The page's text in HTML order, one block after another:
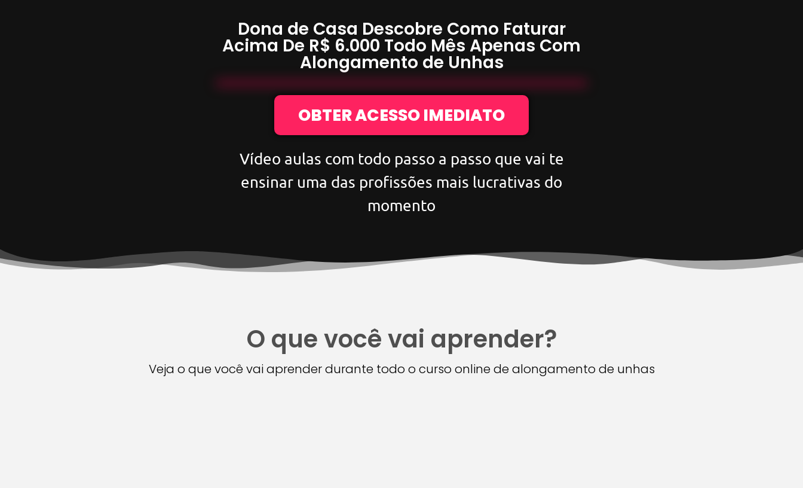
Dona de Casa Descobre Como Faturar
Acima De R$ 6.000 Todo Mês Apenas Com
Alongamento de Unhas
OBTER ACESSO IMEDIATO
Vídeo aulas com todo passo a passo que vai te
ensinar uma das profissões mais lucrativas do
momento
O que você vai aprender?
Veja o que você vai aprender durante todo o curso online de alongamento de unhas